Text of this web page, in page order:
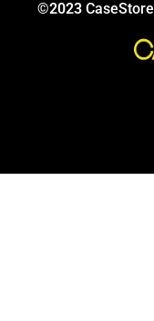
©2023 CaseStore